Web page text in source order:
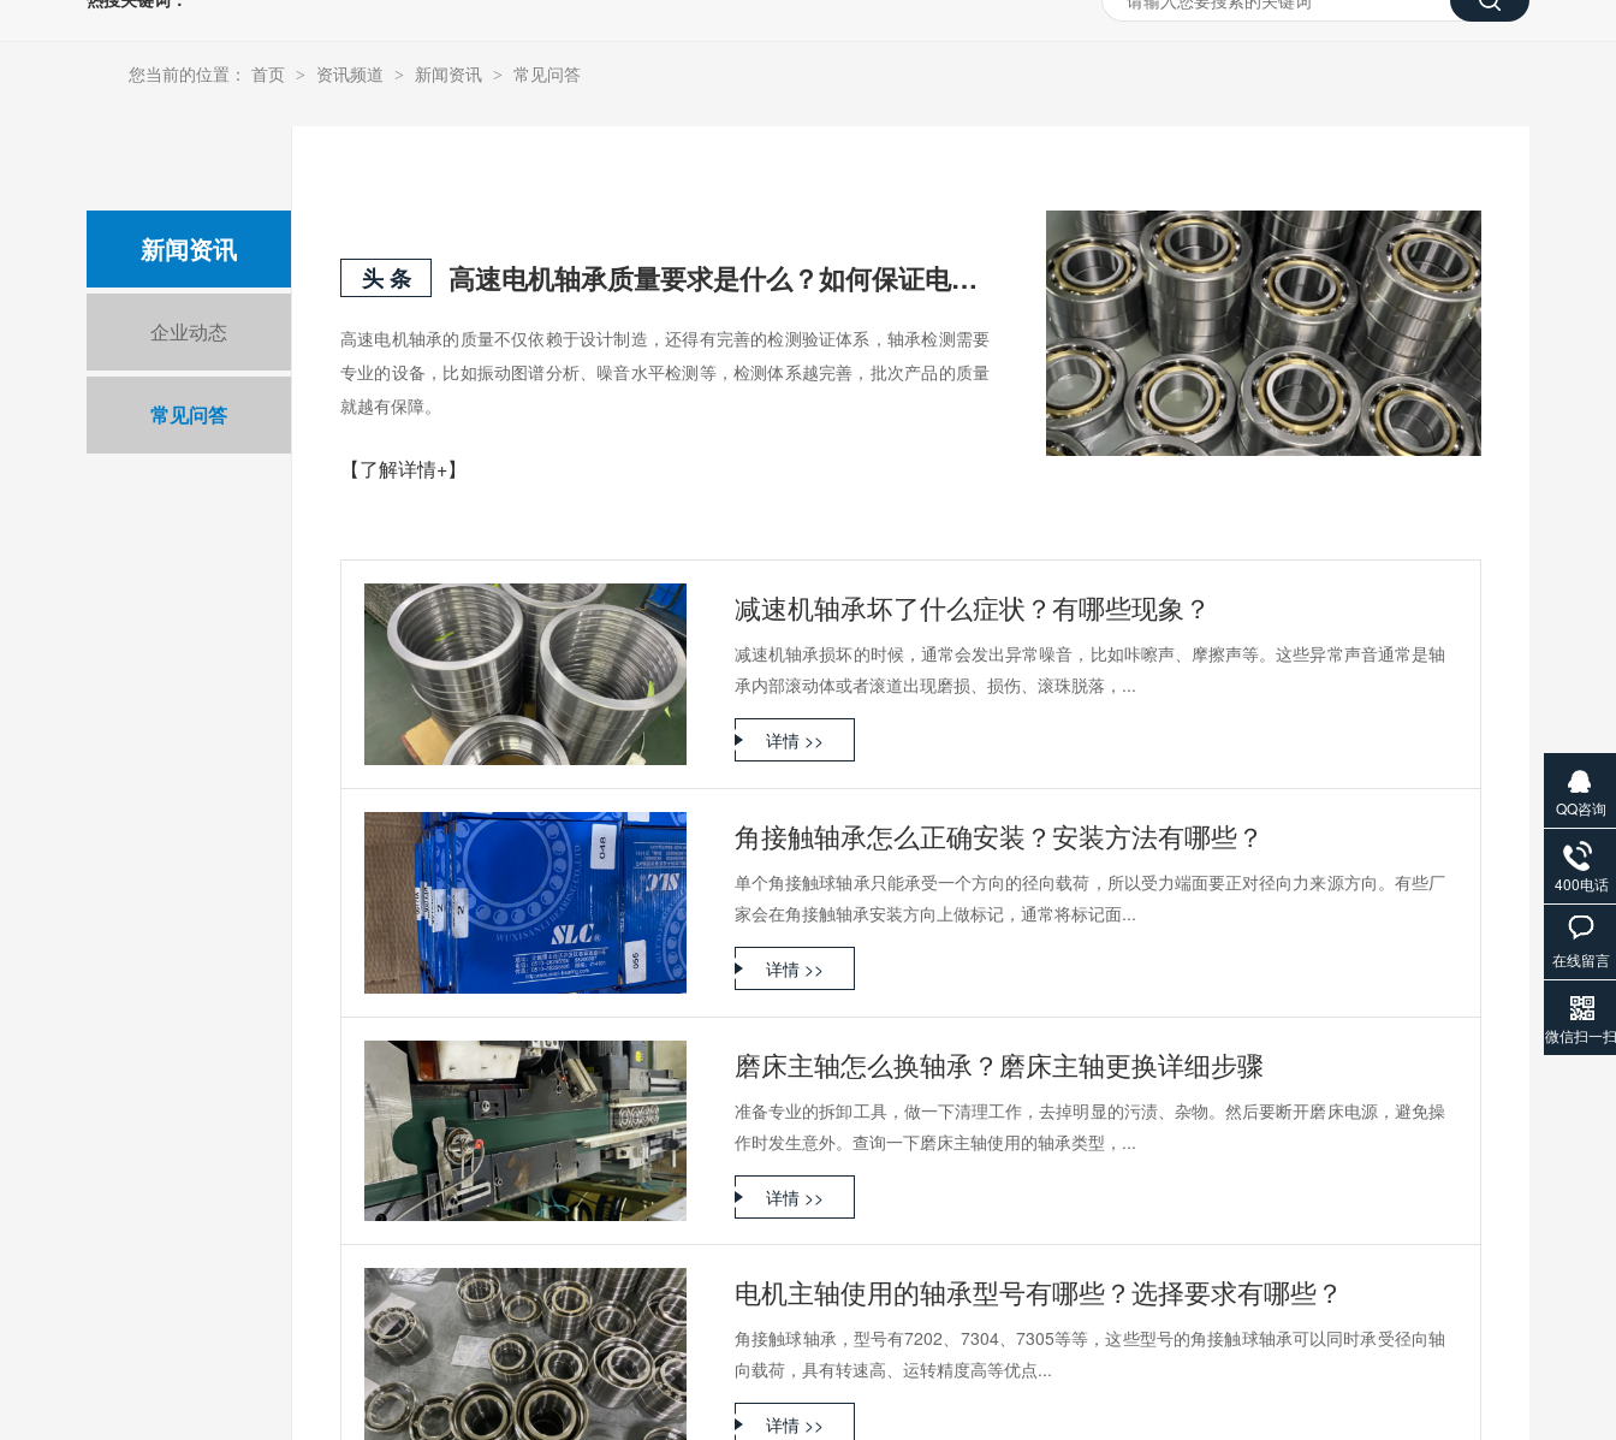
您当前的位置： 首页 > 资讯频道 > 新闻资讯 > 常见问答
头 条 高速电机轴承质量要求是什么？如何保证电机轴承质量？
高速电机轴承的质量不仅依赖于设计制造，还得有完善的检测验证体系，轴承检测需要
专业的设备，比如振动图谱分析、噪音水平检测等，检测体系越完善，批次产品的质量
就越有保障。
【了解详情+】
减速机轴承坏了什么症状？有哪些现象？
减速机轴承损坏的时候，通常会发出异常噪音，比如咔嚓声、摩擦声等。这些异常声音通常是轴
承内部滚动体或者滚道出现磨损、损伤、滚珠脱落，...
详情 >>
角接触轴承怎么正确安装？安装方法有哪些？
单个角接触球轴承只能承受一个方向的径向载荷，所以受力端面要正对径向力来源方向。有些厂
家会在角接触轴承安装方向上做标记，通常将标记面...
详情 >>
磨床主轴怎么换轴承？磨床主轴更换详细步骤
准备专业的拆卸工具，做一下清理工作，去掉明显的污渍、杂物。然后要断开磨床电源，避免操
作时发生意外。查询一下磨床主轴使用的轴承类型，...
详情 >>
电机主轴使用的轴承型号有哪些？选择要求有哪些？
角接触球轴承，型号有7202、7304、7305等等，这些型号的角接触球轴承可以同时承受径向轴
向载荷，具有转速高、运转精度高等优点...
详情 >>
新闻资讯
企业动态
常见问答
QQ咨询
400电话
在线留言
微信扫一扫